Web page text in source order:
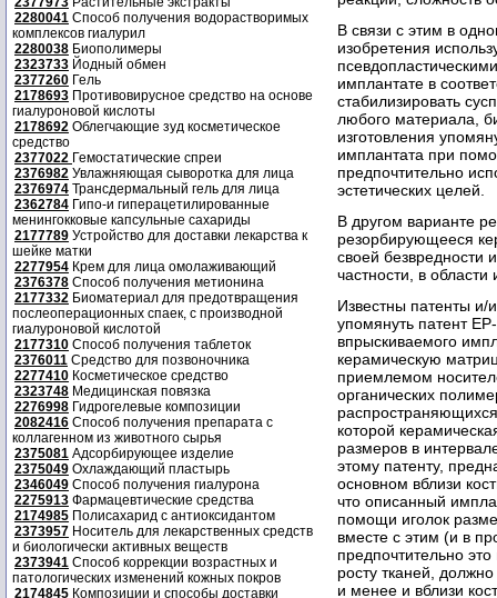
2280041 Способ получения водорастворимых
комплексов гиалурил
2280038 Биополимеры
2323733 Йодный обмен
2377260 Гель
2178693 Противовирусное средство на основе
гиалуроновой кислоты
2178692 Облегчающие зуд косметическое
средство
2377022 Гемостатические спреи
2376982 Увлажняющая сыворотка для лица
2376974 Трансдермальный гель для лица
2362784 Гипо-и гиперацетилированные
менингокковые капсульные сахариды
2177789 Устройство для доставки лекарства к
шейке матки
2277954 Крем для лица омолаживающий
2376378 Способ получения метионина
2177332 Биоматериал для предотвращения
послеоперационных спаек, с производной
гиалуроновой кислотой
2177310 Способ получения таблеток
2376011 Средство для позвоночника
2277410 Косметическое средство
2323748 Медицинская повязка
2276998 Гидрогелевые композиции
2082416 Способ получения препарата с
коллагенном из животного сырья
2375081 Адсорбирующее изделие
2375049 Охлаждающий пластырь
2346049 Способ получения гиалурона
2275913 Фармацевтические средства
2174985 Полисахарид с антиоксидантом
2373957 Носитель для лекарственных средств
и биологически активных веществ
2373941 Способ коррекции возрастных и
патологических изменений кожных покров
2174845 Композиции и способы доставки
В связи с этим в
изобретения
имплантате в
стабилизировать
любого материала,
изготовления
имплантата при
предпочтительно
эстетических целей.
В другом варианте
резорбирующееся
своей безвредности
частности, в
Известны патенты и/
упомянуть патент
впрыскиваемого
керамическую
приемлемом
органических
которой
размеров в
этому патенту,
основном вблизи
что описанный
помощи иголок
вместе с этим (и в
предпочтительно
росту тканей,
и менее и вблизи